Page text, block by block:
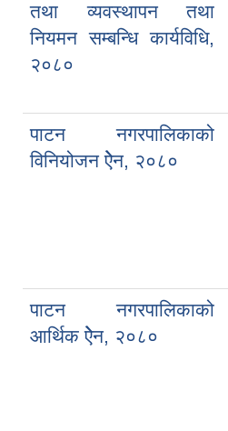
तथा व्यवस्थापन तथा
नियमन सम्बन्धि कार्यविधि,
२०८०
पाटन नगरपालिकाको
विनियोजन ऐेन, २०८०
पाटन नगरपालिकाको
आर्थिक ऐेन, २०८०